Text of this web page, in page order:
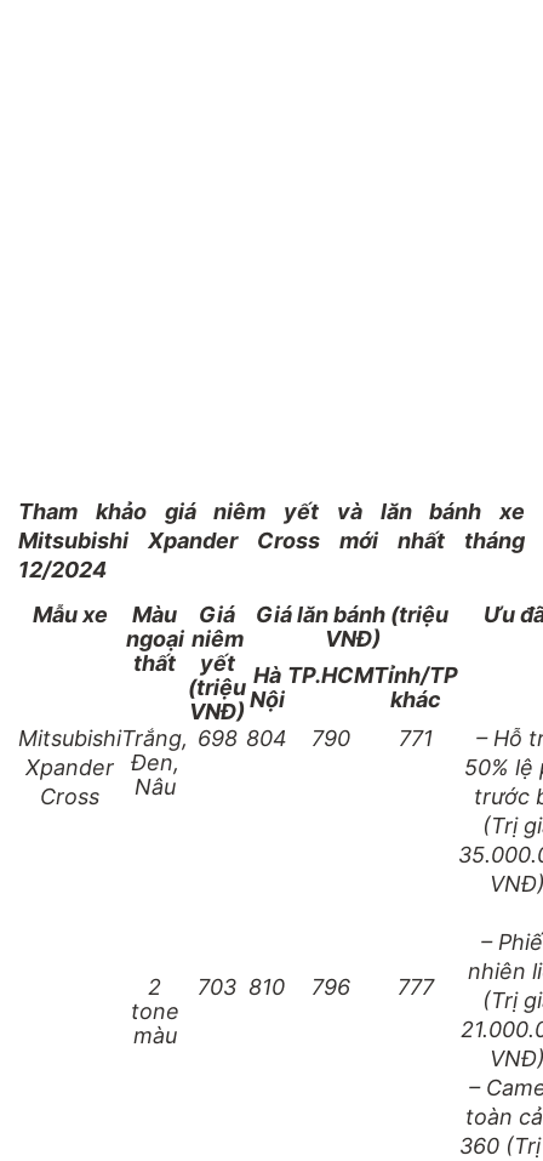
Tham khảo giá niêm yết và lăn bánh xe
Mitsubishi Xpander Cross mới nhất tháng
12/2024
Mẫu xe
Màu
ngoại
thất
Giá
niêm
yết
(triệu
VNĐ)
Giá lăn bánh (triệu
VNĐ)
Ưu
Hà
Nội
TP.HCMTỉnh/TP
khác
Mitsubishi
Xpander
Cross
Trắng,
Đen,
Nâu
698 804 790 771
– Hỗ
50% lệ
trước
(Trị
–
nhiên
(Trị
–
toàn
360
2
tone
màu
703 810 796 777